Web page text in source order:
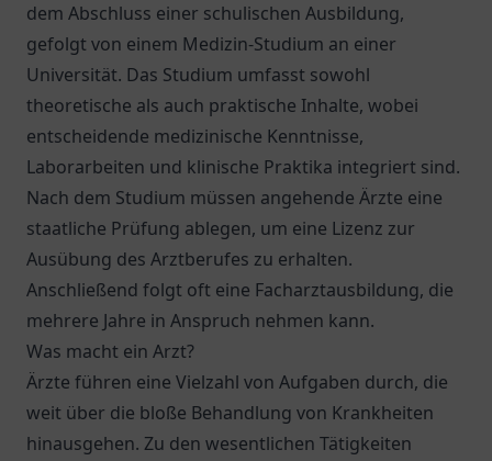
dem Abschluss einer schulischen Ausbildung,
gefolgt von einem Medizin-Studium an einer
Universität. Das Studium umfasst sowohl
theoretische als auch praktische Inhalte, wobei
entscheidende medizinische Kenntnisse,
Laborarbeiten und klinische Praktika integriert sind.
Nach dem Studium müssen angehende Ärzte eine
staatliche Prüfung ablegen, um eine Lizenz zur
Ausübung des Arztberufes zu erhalten.
Anschließend folgt oft eine Facharztausbildung, die
mehrere Jahre in Anspruch nehmen kann.
Was macht ein Arzt?
Ärzte führen eine Vielzahl von Aufgaben durch, die
weit über die bloße Behandlung von Krankheiten
hinausgehen. Zu den wesentlichen Tätigkeiten